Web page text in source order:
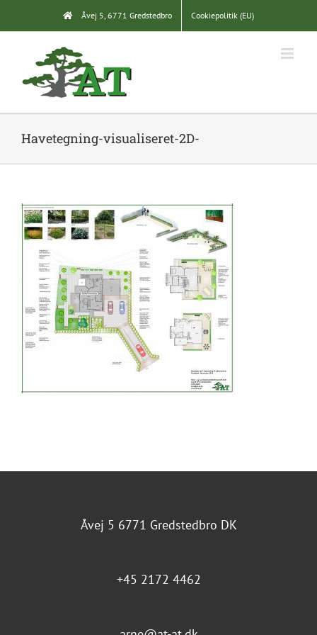
content
Åvej 5, 6771 Gredstedbro Cookiepolitik (EU)
Havetegning-visualiseret-2D-
Åvej 5 6771 Gredstedbro DK
+45 2172 4462